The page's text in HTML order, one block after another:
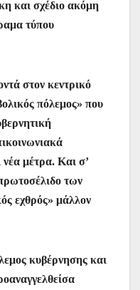
και σχέδιο ακόμη
τύπου
στον κεντρικό
πόλεμος» που
νέα μέτρα. Και σ’
των
εχθρός» μάλλον
κυβέρνησης και